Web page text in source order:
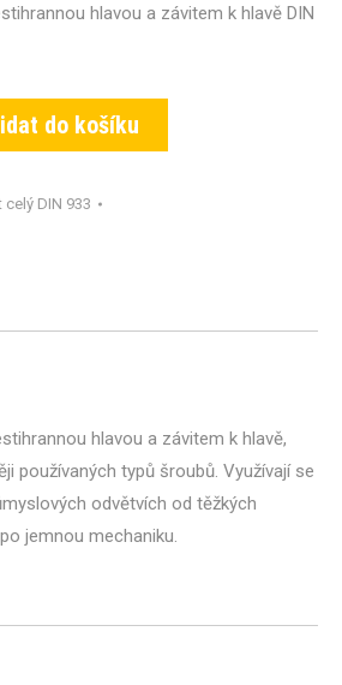
hlavou a závitem k hlavě DIN
do košíku
celý DIN 933
hlavou a závitem k hlavě,
používaných typů šroubů. Využívají se
odvětvích od těžkých
jemnou mechaniku.